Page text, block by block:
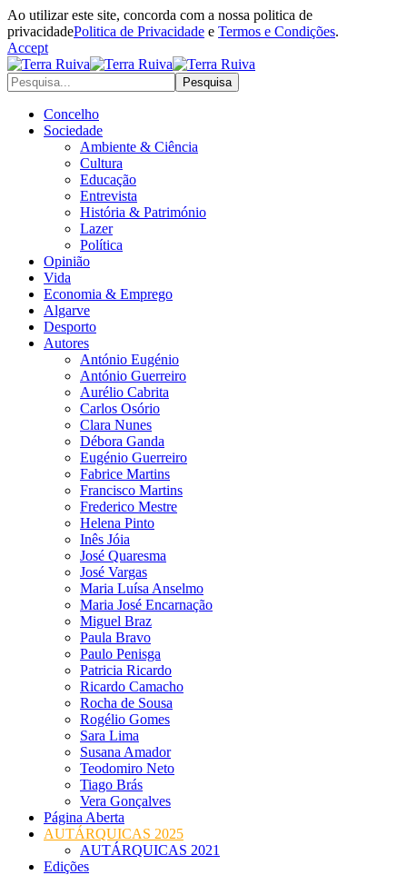
Ao utilizar este site, concorda com a nossa politica de
privacidadePolitica de Privacidade e Termos e Condições.
Accept
Concelho
Sociedade
Ambiente & Ciência
Cultura
Educação
Entrevista
História & Património
Lazer
Política
Opinião
Vida
Economia & Emprego
Algarve
Desporto
Autores
António Eugénio
António Guerreiro
Aurélio Cabrita
Carlos Osório
Clara Nunes
Débora Ganda
Eugénio Guerreiro
Fabrice Martins
Francisco Martins
Frederico Mestre
Helena Pinto
Inês Jóia
José Quaresma
José Vargas
Maria Luísa Anselmo
Maria José Encarnação
Miguel Braz
Paula Bravo
Paulo Penisga
Patricia Ricardo
Ricardo Camacho
Rocha de Sousa
Rogélio Gomes
Sara Lima
Susana Amador
Teodomiro Neto
Tiago Brás
Vera Gonçalves
Página Aberta
AUTÁRQUICAS 2025
AUTÁRQUICAS 2021
Edições